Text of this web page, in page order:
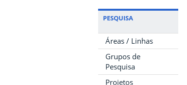
PESQUISA
Áreas / Linhas
Grupos de
Pesquisa
Projetos